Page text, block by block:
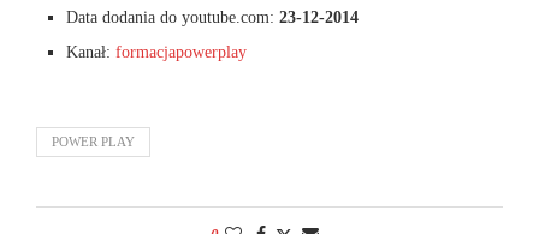
Data dodania do youtube.com: 23-12-2014
Kanał: formacjapowerplay
POWER PLAY